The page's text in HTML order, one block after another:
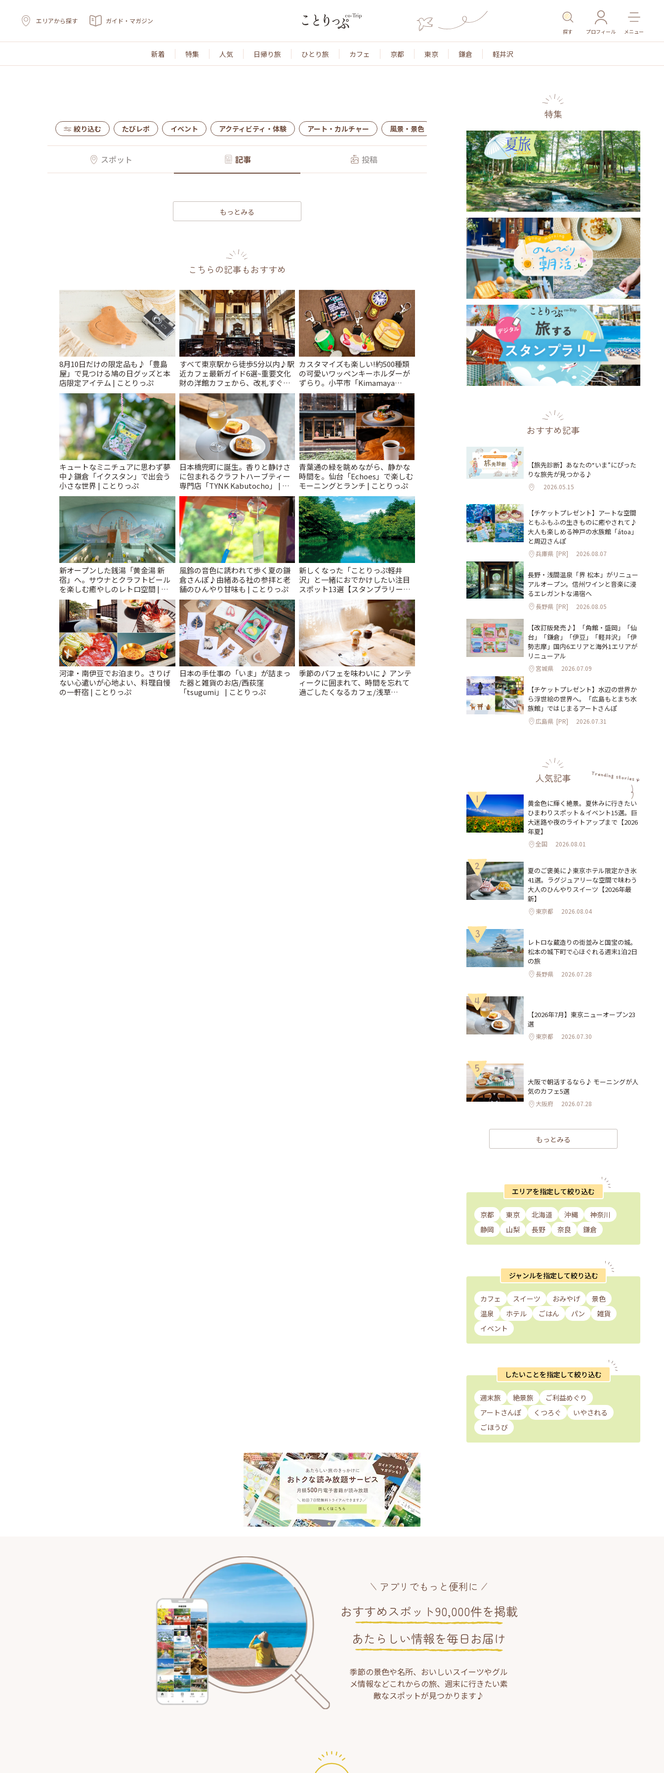
エリアから探す ガイド・マガジン
探す プロフィール メニュー
新着 特集 人気 日帰り旅 ひとり旅 カフェ 京都 東京 鎌倉 軽井沢
絞り込む たびレポ イベント アクティビティ・体験 アート・カルチャー 風景・景色 名所・旧跡 温泉・スパ その他施設 ごはん
スポット 記事 投稿
もっとみる
こちらの記事もおすすめ
8月10日だけの限定品も♪「豊島
屋」で見つける鳩の日グッズと本
店限定アイテム | ことりっぷ
すべて東京駅から徒歩5分以内♪駅
近カフェ最新ガイド6選~重要文化
財の洋館カフェから、改札すぐの
レトロ喫茶まで~ | ことりっぷ
カスタマイズも楽しい!約500種類
の可愛いワッペンキーホルダーが
ずらり。小平市「Kimamaya
T&K」 | ことりっぷ
キュートなミニチュアに思わず夢
中♪鎌倉「イクスタン」で出会う
小さな世界 | ことりっぷ
日本橋兜町に誕生。香りと静けさ
に包まれるクラフトハーブティー
専門店「TYNK Kabutocho」 | こ
とりっぷ
青葉通の緑を眺めながら、静かな
時間を。仙台「Echoes」で楽しむ
モーニングとランチ | ことりっぷ
新オープンした銭湯「黄金湯 新
宿」へ。サウナとクラフトビール
を楽しむ癒やしのレトロ空間 | こ
とりっぷ
風鈴の音色に誘われて歩く夏の鎌
倉さんぽ♪由緒ある社の参拝と老
舗のひんやり甘味も | ことりっぷ
新しくなった「ことりっぷ軽井
沢」と一緒におでかけしたい注目
スポット13選【スタンプラリー開
催中】 | ことりっぷ
河津・南伊豆でお泊まり。さりげ
ない心遣いが心地よい、料理自慢
の一軒宿 | ことりっぷ
日本の手仕事の「いま」が詰まっ
た器と雑貨のお店/西荻窪
「tsugumi」 | ことりっぷ
季節のパフェを味わいに♪ アンテ
ィークに囲まれて、時間を忘れて
過ごしたくなるカフェ/浅草
特集
おすすめ記事
【旅先診断】あなたの“いま”にぴった
りな旅先が見つかる♪
2026.05.15
【チケットプレゼント】アートな空間
ともふもふの生きものに癒やされて♪
大人も楽しめる神戸の水族館「átoa」
と周辺さんぽ
兵庫県 [PR] 2026.08.07
長野・浅間温泉「界 松本」がリニュー
アルオープン。信州ワインと音楽に浸
るエレガントな湯宿へ
長野県 [PR] 2026.08.05
【改訂版発売♪】「角館・盛岡」「仙
台」「鎌倉」「伊豆」「軽井沢」「伊
勢志摩」国内6エリアと海外1エリアが
リニューアル
宮城県 2026.07.09
【チケットプレゼント】水辺の世界か
ら浮世絵の世界へ。「広島もとまち水
族館」ではじまるアートさんぽ
広島県 [PR] 2026.07.31
人気記事
1
黄金色に輝く絶景。夏休みに行きたい
ひまわりスポット＆イベント15選。巨
大迷路や夜のライトアップまで【2026
年夏】
全国 2026.08.01
2
夏のご褒美に♪東京ホテル限定かき氷
41選。ラグジュアリーな空間で味わう
大人のひんやりスイーツ【2026年最
新】
東京都 2026.08.04
3
レトロな蔵造りの街並みと国宝の城。
松本の城下町で心ほぐれる週末1泊2日
の旅
長野県 2026.07.28
4
【2026年7月】東京ニューオープン23
選
東京都 2026.07.30
5
大阪で朝活するなら♪ モーニングが人
気のカフェ5選
大阪府 2026.07.28
もっとみる
エリアを指定して絞り込む
京都 東京 北海道 沖縄
神奈川
静岡
山梨 長野 奈良 鎌倉
ジャンルを指定して絞り込む
カフェ スイーツ おみやげ
景色
温泉
ホテル ごはん パン
雑貨
イベント
したいことを指定して絞り込む
週末旅 絶景旅
ご利益めぐり
アートさんぽ
くつろぐ
いやされる
ごほうび
アプリでもっと便利に
おすすめスポット90,000件を掲載
あたらしい情報を毎日お届け
季節の景色や名所、おいしいスイーツやグル
メ情報などこれからの旅、週末に行きたい素
敵なスポットが見つかります♪